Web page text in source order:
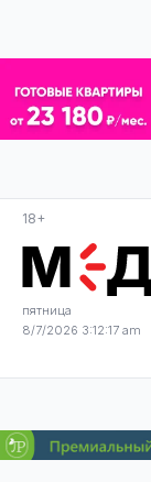
18+
пятница
8/7/2026 3:12:17 am